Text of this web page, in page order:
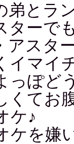
弟とラ
ターで
アスタ
イマイ
っぽど
くてお
ケ♪
ケを嫌